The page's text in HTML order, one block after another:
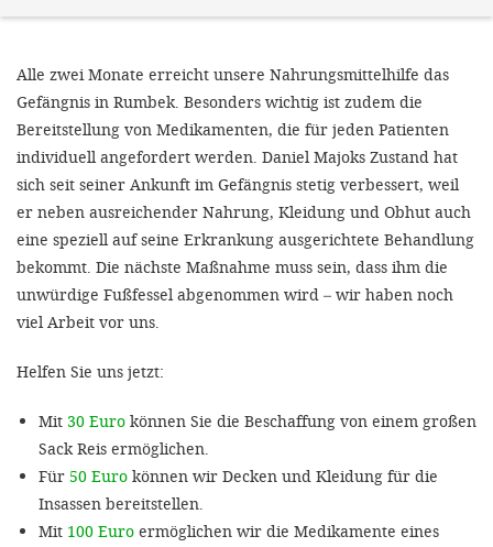
Alle zwei Monate erreicht unsere Nahrungsmittelhilfe das
Gefängnis in Rumbek. Besonders wichtig ist zudem die
Bereitstellung von Medikamenten, die für jeden Patienten
individuell angefordert werden. Daniel Majoks Zustand hat
sich seit seiner Ankunft im Gefängnis stetig verbessert, weil
er neben ausreichender Nahrung, Kleidung und Obhut auch
eine speziell auf seine Erkrankung ausgerichtete Behandlung
bekommt. Die nächste Maßnahme muss sein, dass ihm die
unwürdige Fußfessel abgenommen wird – wir haben noch
viel Arbeit vor uns.
Helfen Sie uns jetzt:
Mit 30 Euro können Sie die Beschaffung von einem großen
Sack Reis ermöglichen.
Für 50 Euro können wir Decken und Kleidung für die
Insassen bereitstellen.
Mit 100 Euro ermöglichen wir die Medikamente eines